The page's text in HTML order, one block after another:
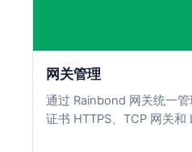
网关管理
通过 Rainbond 网关统一管
证书 HTTPS、TCP 网关和